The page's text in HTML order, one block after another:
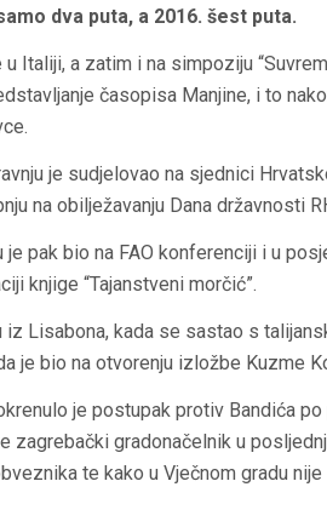
dva puta, a 2016. šest puta.
Italiji, a zatim i na simpoziju
časopisa Manjine, i to
je sudjelovao na sjednici
na obilježavanju Dana državnosti
pak bio na FAO konferenciji i u
knjige “Tajanstveni morčić”.
iz Lisabona, kada se sastao s
je bio na otvorenju izložbe Kuzme
je postupak protiv Bandića po
zagrebački gradonačelnik u
te kako u Vječnom gradu nije